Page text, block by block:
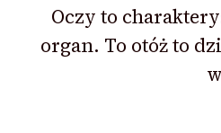
Oczy to
organ. To otóż to